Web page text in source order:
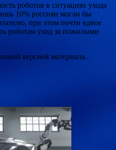
роботов в ситуациях ухода
10% россиян могли бы
при этом почти вдвое
роботам уход за пожилыми
версией материала.